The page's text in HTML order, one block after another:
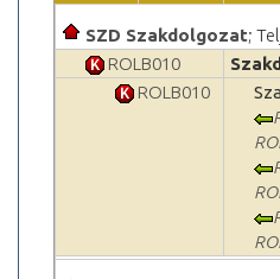
SZD Szakdolgozat;
ROLB010
ROLB010